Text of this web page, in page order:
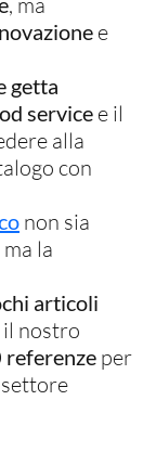
e
getta
service e il
alla
con
non sia
la
articoli
nostro
referenze per